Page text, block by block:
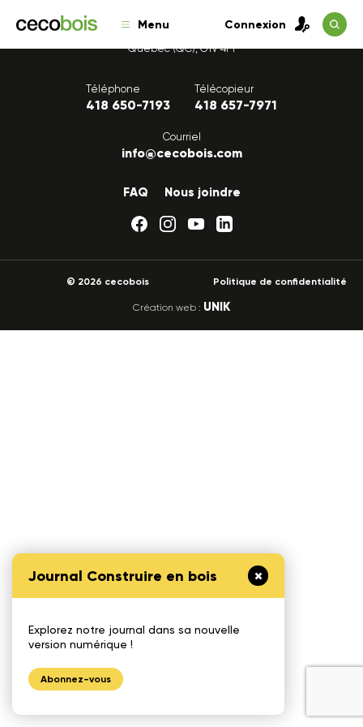
Menu Connexion
Journal Construire en bois
Explorez notre journal dans sa nouvelle
version numérique !
Abonnez-vous
1175, avenue Lavigerie, Bureau 200
Québec (QC), G1V 4P1
Téléphone
418 650-7193
Télécopieur
418 657-7971
Courriel
info@cecobois.com
FAQ Nous joindre
© 2026 cecobois Politique de confidentialité
Création web : UNIK